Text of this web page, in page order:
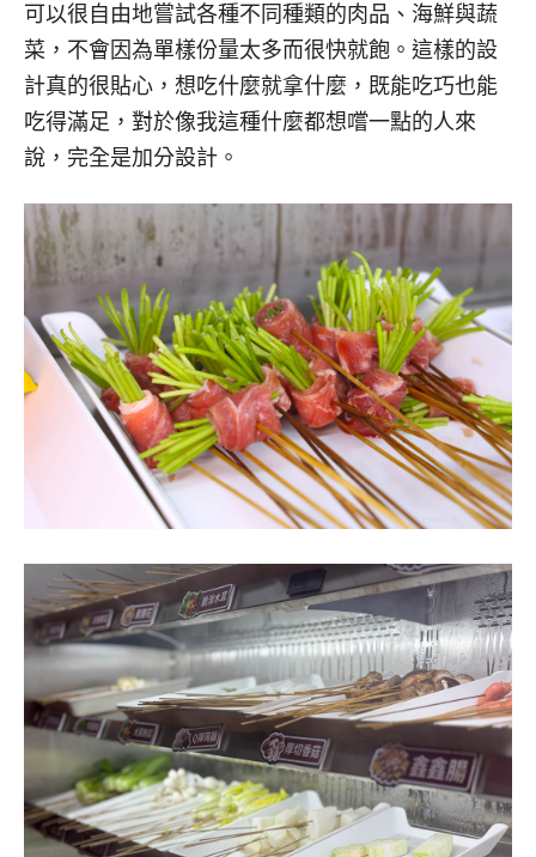
可以很自由地嘗試各種不同種類的肉品、海鮮與蔬
菜，不會因為單樣份量太多而很快就飽。這樣的設
計真的很貼心，想吃什麼就拿什麼，既能吃巧也能
吃得滿足，對於像我這種什麼都想嚐一點的人來
說，完全是加分設計。